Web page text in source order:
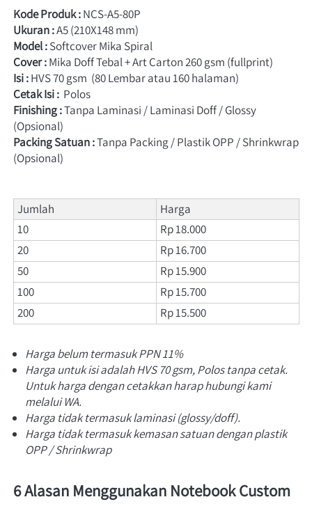
Kode Produk : NCS-A5-80P
Ukuran :A5 (210X148 mm)
Model :Softcover Mika Spiral
Cover : Mika Doff Tebal + Art Carton 260 gsm (fullprint)
Isi :HVS 70 gsm  (80 Lembar atau 160 halaman)
Cetak Isi : Polos
Finishing : Tanpa Laminasi / Laminasi Doff / Glossy
(Opsional)
Packing Satuan : Tanpa Packing / Plastik OPP / Shrinkwrap
(Opsional)
Jumlah
Harga
10
Rp 18.000
20
Rp 16.700
50
Rp 15.900
100
Rp 15.700
200
Rp 15.500
Harga belum termasuk PPN 11%
Harga untuk isi adalah HVS 70 gsm, Polos tanpa cetak.
Untuk harga dengan cetakkan harap hubungi kami
melalui WA.
Harga tidak termasuk laminasi (glossy/doff).
Harga tidak termasuk kemasan satuan dengan plastik
OPP / Shrinkwrap
6 Alasan Menggunakan Notebook Custom